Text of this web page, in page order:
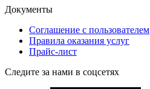
Документы
Соглашение с пользователем
Правила оказания услуг
Прайс-лист
Следите за нами в соцсетях